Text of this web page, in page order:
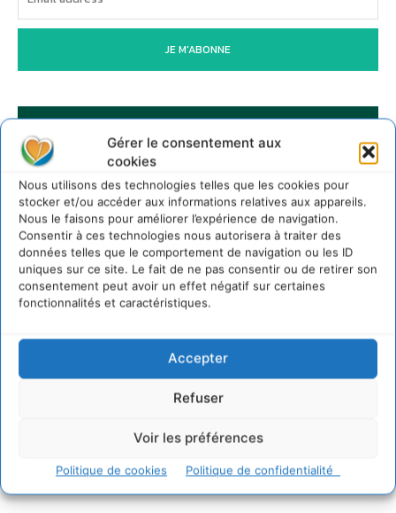
Gérer le consentement aux
cookies
Nous utilisons des technologies telles que les cookies pour
stocker et/ou accéder aux informations relatives aux appareils.
Nous le faisons pour améliorer l’expérience de navigation.
Consentir à ces technologies nous autorisera à traiter des
données telles que le comportement de navigation ou les ID
uniques sur ce site. Le fait de ne pas consentir ou de retirer son
consentement peut avoir un effet négatif sur certaines
fonctionnalités et caractéristiques.
Accepter
Refuser
Voir les préférences
Politique de cookies Politique de confidentialité
JE M'ABONNE